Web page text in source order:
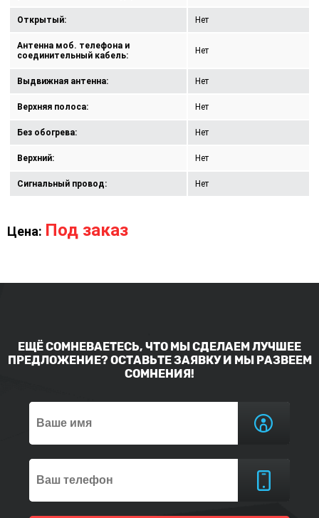
Открытый: Нет
Антенна моб. телефона и
соединительный кабель:
Нет
Выдвижная антенна: Нет
Верхняя полоса: Нет
Без обогрева: Нет
Верхний: Нет
Сигнальный провод: Нет
Цена: Под заказ
ЕЩЁ СОМНЕВАЕТЕСЬ, ЧТО МЫ СДЕЛАЕМ ЛУЧШЕЕ
ПРЕДЛОЖЕНИЕ? ОСТАВЬТЕ ЗАЯВКУ И МЫ РАЗВЕЕМ
СОМНЕНИЯ!